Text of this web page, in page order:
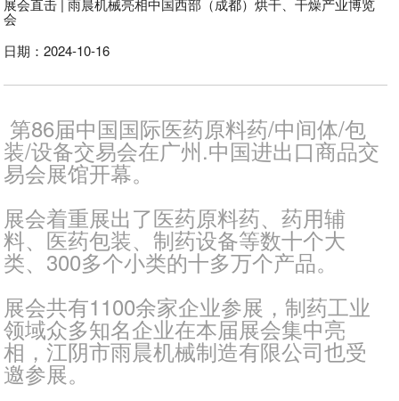
展会直击 | 雨晨机械亮相中国西部（成都）烘干、干燥产业博览
会
日期：2024-10-16
第86届中国国际医药原料药/中间体/包
装/设备交易会在广州.中国进出口商品交
易会展馆开幕。
展会着重展出了医药原料药、药用辅
料、医药包装、制药设备等数十个大
类、300多个小类的十多万个产品。
展会共有1100余家企业参展，制药工业
领域众多知名企业在本届展会集中亮
相，江阴市雨晨机械制造有限公司也受
邀参展。